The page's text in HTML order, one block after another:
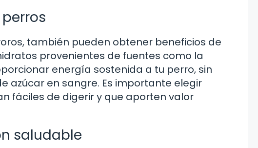
también pueden obtener beneficios de
provenientes de fuentes como la
energía sostenida a tu perro, sin
azúcar en sangre. Es importante elegir
fáciles de digerir y que aporten valor
saludable